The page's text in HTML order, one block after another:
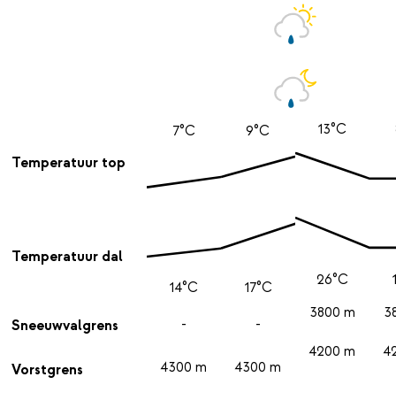
Temperatuur top
Temperatuur dal
Sneeuwvalgrens
Vorstgrens
7°C
14°C
-
4300 m
9°C
17°C
-
4300 m
13°C
26°C
3800 m
4200 m